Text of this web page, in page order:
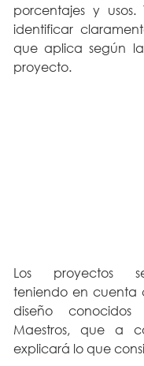
porcentajes y
identificar
que aplica según
proyecto.
Los proyectos
teniendo en cuenta
diseño conocidos
Maestros, que a
explicará lo que